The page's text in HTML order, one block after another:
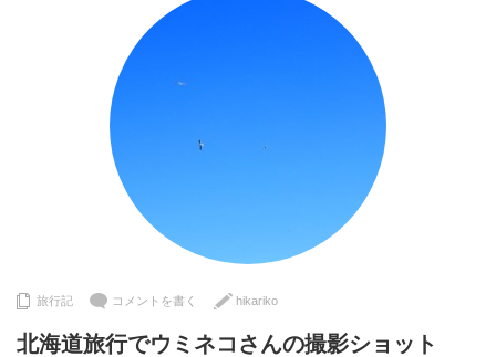
旅行記 コメントを書く hikariko
北海道旅行でウミネコさんの撮影ショット